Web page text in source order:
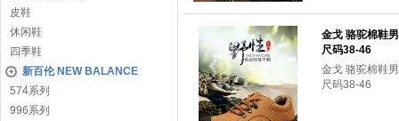
皮鞋
休闲鞋
四季鞋
新百伦 NEW BALANCE
574系列
996系列
金戈 骆驼棉鞋
尺码38-46
金戈 骆驼棉鞋
尺码38-46